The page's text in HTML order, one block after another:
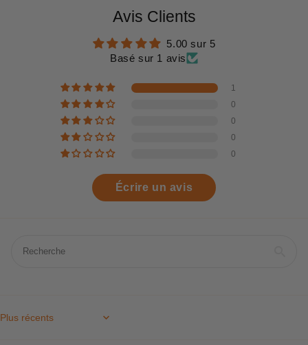
Avis Clients
5.00 sur 5
Basé sur 1 avis
1
0
0
0
0
Écrire un avis
Sort by